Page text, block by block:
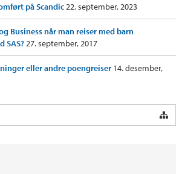
på Scandic22. september, 2023
Business når man reiser med barn
SAS?27. september, 2017
eller andre poengreiser 14. desember,